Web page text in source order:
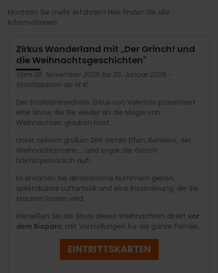
Möchten Sie mehr erfahren? Hier finden Sie alle
Informationen.
Zirkus Wonderland mit „Der Grinch! und
die Weihnachtsgeschichten"
Vom 28. November 2025 bis 25. Januar 2026 -
Eintrittskarten ab 14 €
Der traditionsreichste Zirkus von Valencia präsentiert
eine Show, die Sie wieder an die Magie von
Weihnachten glauben lässt.
Unter seinem großen Zelt treten Elfen, Rentiere, der
Weihnachtsmann ... und sogar der Grinch
höchstpersönlich auf!
Es erwarten Sie akrobatische Nummern geben,
spektakuläre Luftartistik und eine Inszenierung, die Sie
staunen lassen wird.
Genießen Sie die Show dieses Weihnachten direkt vor
dem Bioparc, mit Vorstellungen für die ganze Familie.
EINTRITTSKARTEN